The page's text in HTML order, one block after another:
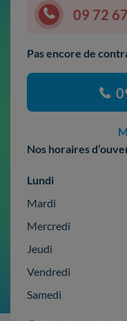
09 72
Pas encore de
Nos horaires
Lundi
Mardi
Mercredi
Jeudi
Vendredi
Samedi